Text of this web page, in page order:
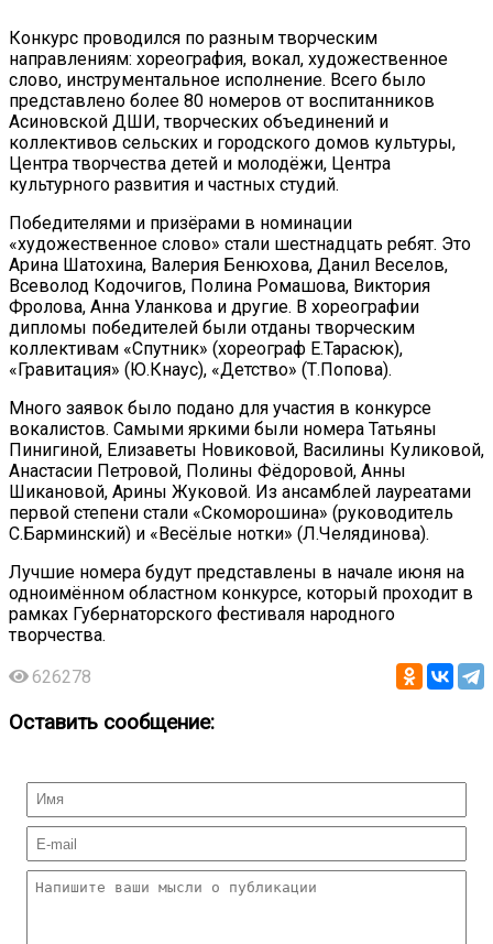
Конкурс проводился по разным творческим
направлениям: хореография, вокал, художественное
слово, инструментальное исполнение. Всего было
представлено более 80 номеров от воспитанников
Асиновской ДШИ, творческих объединений и
коллективов сельских и городского домов культуры,
Центра творчества детей и молодёжи, Центра
культурного развития и частных студий.
Победителями и призёрами в номинации
«художественное слово» стали шестнадцать ребят. Это
Арина Шатохина, Валерия Бенюхова, Данил Веселов,
Всеволод Кодочигов, Полина Ромашова, Виктория
Фролова, Анна Уланкова и другие. В хореографии
дипломы победителей были отданы творческим
коллективам «Спутник» (хореограф Е.Тарасюк),
«Гравитация» (Ю.Кнаус), «Детство» (Т.Попова).
Много заявок было подано для участия в конкурсе
вокалистов. Самыми яркими были номера Татьяны
Пинигиной, Елизаветы Новиковой, Василины Куликовой,
Анастасии Петровой, Полины Фёдоровой, Анны
Шикановой, Арины Жуковой. Из ансамблей лауреатами
первой степени стали «Скоморошина» (руководитель
С.Барминский) и «Весёлые нотки» (Л.Челядинова).
Лучшие номера будут представлены в начале июня на
одноимённом областном конкурсе, который проходит в
рамках Губернаторского фестиваля народного
творчества.
626278
Оставить сообщение: